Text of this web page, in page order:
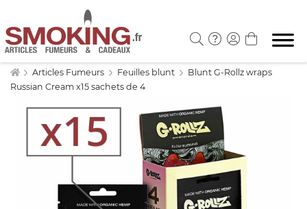
Articles Fumeurs Feuilles blunt
Blunt G-Rollz wraps
Russian Cream x15 sachets de 4